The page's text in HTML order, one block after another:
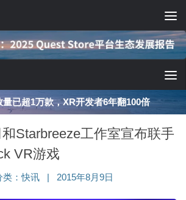
已超1万款，XR开发者6年翻100倍
Starbreeze工作室宣布联手
VR游戏
类：快讯 2015年8月9日